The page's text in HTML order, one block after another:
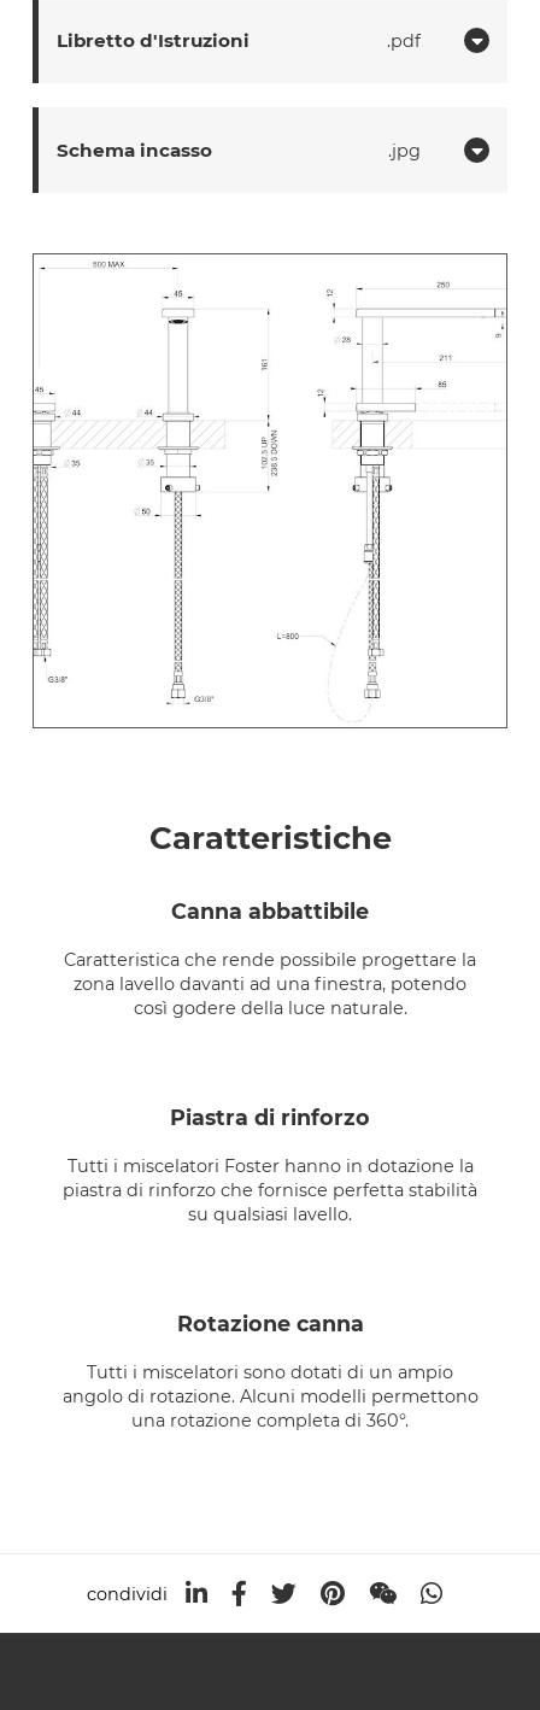
Libretto d'Istruzioni pdf
Schema incasso jpg
Caratteristiche
canna abbattibile
Caratteristica che rende possibile progettare la
zona lavello davanti ad una finestra, potendo
così godere della luce naturale.
piastra di rinforzo
Tutti i miscelatori Foster hanno in dotazione la
piastra di rinforzo che fornisce perfetta stabilità
su qualsiasi lavello.
rotazione canna
Tutti i miscelatori sono dotati di un ampio
angolo di rotazione. Alcuni modelli permettono
una rotazione completa di 360°.
condividi